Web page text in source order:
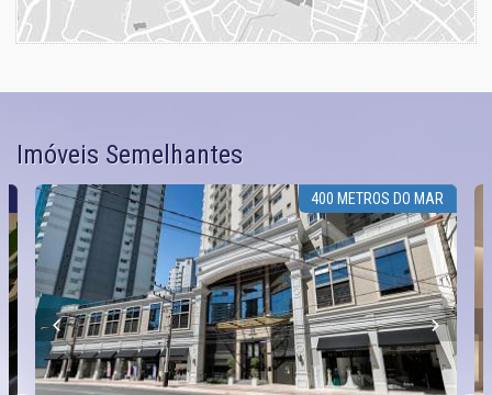
Imóveis Semelhantes
400 METROS DO MAR